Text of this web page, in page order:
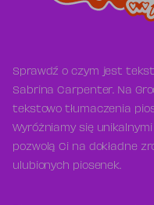
Sprawdź o czym jest
Sabrina Carpenter. Na
tekstowo tłumaczenia
Wyróżniamy się
pozwolą Ci na dokładne
ulubionych piosenek.